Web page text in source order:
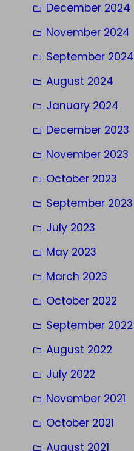
December 2024
November 2024
September 2024
August 2024
January 2024
December 2023
November 2023
October 2023
September 2023
July 2023
May 2023
March 2023
October 2022
September 2022
August 2022
July 2022
November 2021
October 2021
August 2021